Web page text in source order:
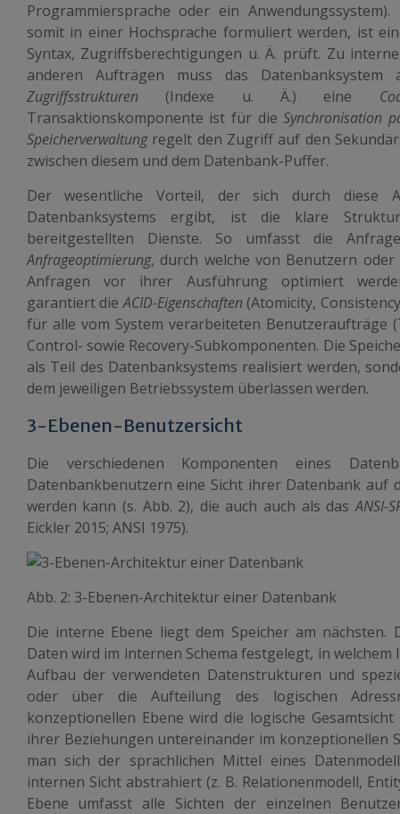
Programmiersprache oder ein
somit in einer Hochsprache formuliert werden, ist
Syntax, Zugriffsberechtigungen u. Ä. prüft. Zu
anderen Aufträgen muss das
Zugriffsstrukturen(Indexe u. Ä.) eine
Transaktionskomponente ist für dieSynchronisation
Speicherverwaltungregelt den Zugriff auf den
zwischen diesem und dem Datenbank-Puffer.
Der wesentliche Vorteil, der sich durch diese
Datenbanksystems ergibt, ist die klare
bereitgestellten Dienste. So umfasst die
Anfrageoptimierung, durch welche von Benutzern oder
Anfragen vor ihrer Ausführung optimiert
garantiert dieACID-Eigenschaften(Atomicity,
für alle vom System verarbeiteten Benutzeraufträge
Control- sowie Recovery-Subkomponenten. Die
als Teil des Datenbanksystems realisiert werden,
dem jeweiligen Betriebssystem überlassen werden.
3-Ebenen-Benutzersicht
Die verschiedenen Komponenten eines
Datenbankbenutzern eine Sicht ihrer Datenbank auf
werden kann (s. Abb. 2), die auch auch als dasANSI-
Eickler 2015; ANSI 1975).
Abb. 2: 3-Ebenen-Architektur einer Datenbank
Die interne Ebene liegt dem Speicher am nächsten.
Daten wird im internen Schema festgelegt, in
Aufbau der verwendeten Datenstrukturen und
oder über die Aufteilung des logischen
konzeptionellen Ebene wird die logische
ihrer Beziehungen untereinander im konzeptionellen
man sich der sprachlichen Mittel eines
internen Sicht abstrahiert (z. B. Relationenmodell,
Ebene umfasst alle Sichten der einzelnen